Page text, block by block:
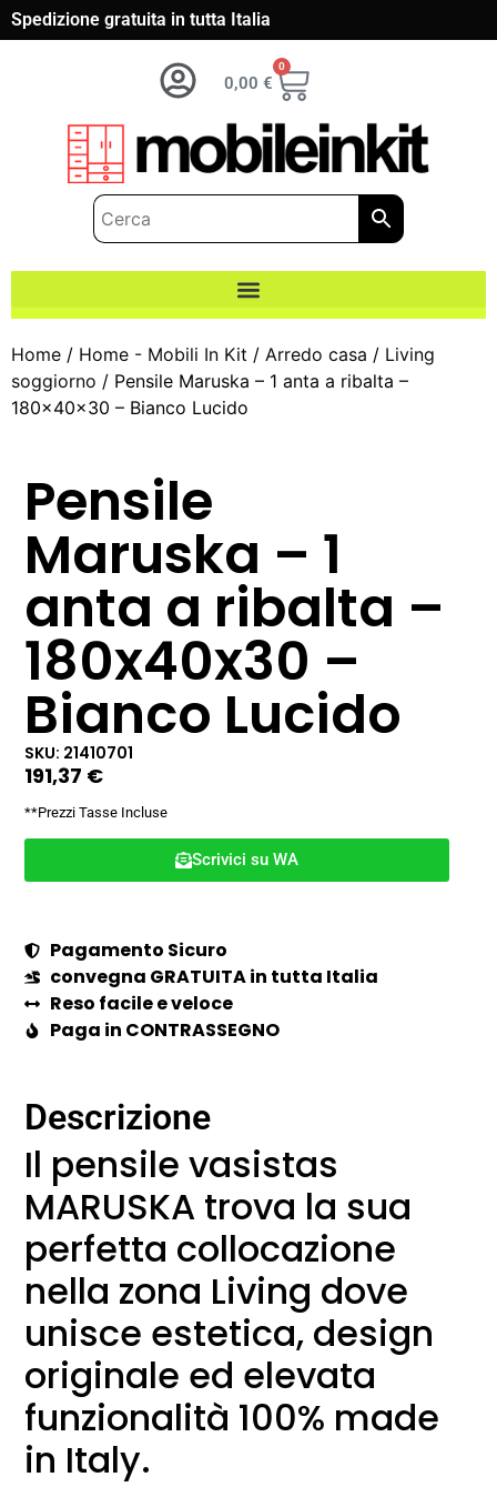
Spedizione gratuita in tutta Italia
0,00 €
0
Home / Home - Mobili In Kit / Arredo casa / Living
soggiorno / Pensile Maruska – 1 anta a ribalta –
180x40x30 – Bianco Lucido
Pensile
Maruska – 1
anta a ribalta –
180x40x30 –
Bianco Lucido
SKU: 21410701
191,37 €
**Prezzi Tasse Incluse
Scrivici su WA
Pagamento Sicuro
convegna GRATUITA in tutta Italia
Reso facile e veloce
Paga in CONTRASSEGNO
Descrizione
Il pensile vasistas
MARUSKA trova la sua
perfetta collocazione
nella zona Living dove
unisce estetica, design
originale ed elevata
funzionalità 100% made
in Italy.